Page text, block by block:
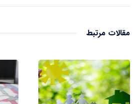
مقالات مرتبط